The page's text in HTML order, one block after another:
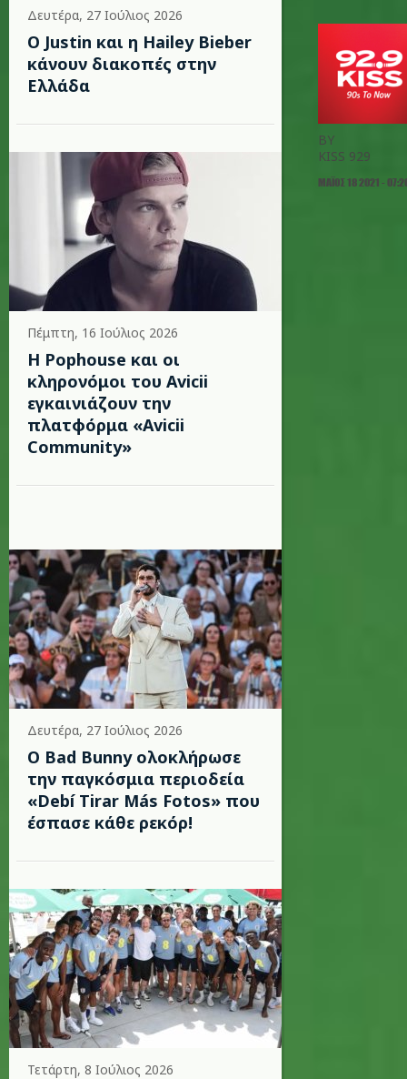
Δευτέρα, 27 Ιούλιος 2026
Ο Justin και η Hailey Bieber
κάνουν διακοπές στην
Ελλάδα
Πέμπτη, 16 Ιούλιος 2026
Η Pophouse και οι
κληρονόμοι του Avicii
εγκαινιάζουν την
πλατφόρμα «Avicii
Community»
Δευτέρα, 27 Ιούλιος 2026
Ο Bad Bunny ολοκλήρωσε
την παγκόσμια περιοδεία
«Debí Tirar Más Fotos» που
έσπασε κάθε ρεκόρ!
Τετάρτη, 8 Ιούλιος 2026
BY
KISS 929
ΜΆΙΟΣ 18 2021 -